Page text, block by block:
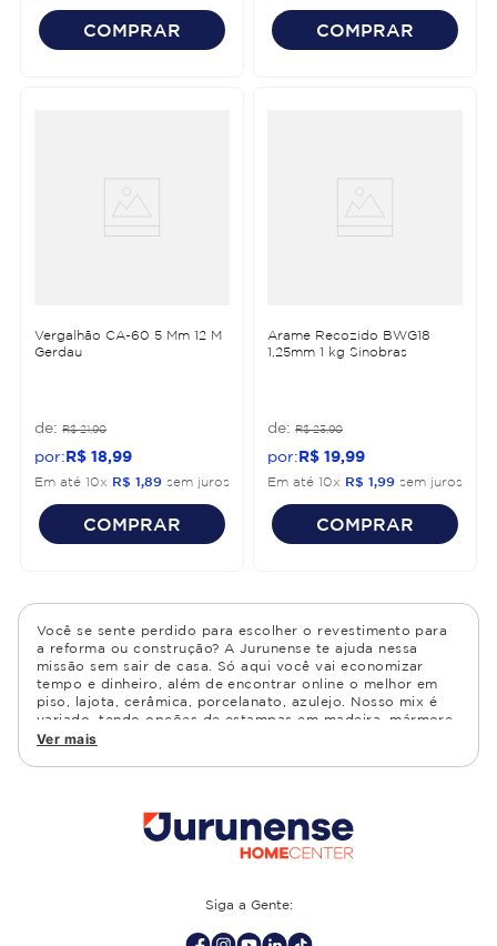
COMPRAR COMPRAR
Vergalhão CA-60 5 Mm 12 M
Gerdau
R$ 21,90
R$ 18 99
Em até 10x R$ 1 89 sem juros
COMPRAR
Arame Recozido BWG18
1,25mm 1 kg Sinobras
R$ 23,90
R$ 19 99
Em até 10x R$ 1 99 sem juros
COMPRAR
Você se sente perdido para escolher o revestimento para
a reforma ou construção? A Jurunense te ajuda nessa
missão sem sair de casa. Só aqui você vai economizar
tempo e dinheiro, além de encontrar online o melhor em
piso, lajota, cerâmica, porcelanato, azulejo. Nosso mix é
variado, tendo opções de estampas em madeira, mármore,
granito, cimento, geométrico, e muito mais Confira as
cozinha, quarto, sala de estar.
Ver mais
Siga a Gente: